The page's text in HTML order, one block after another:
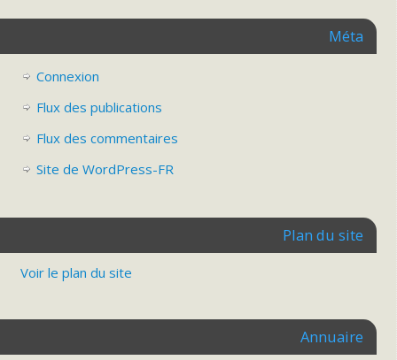
Méta
Connexion
Flux des publications
Flux des commentaires
Site de WordPress-FR
Plan du site
Voir le plan du site
Annuaire